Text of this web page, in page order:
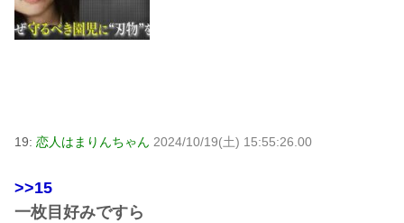
19: 恋人はまりんちゃん 2024/10/19(土) 15:55:26.00
>>15
一枚目好みですら